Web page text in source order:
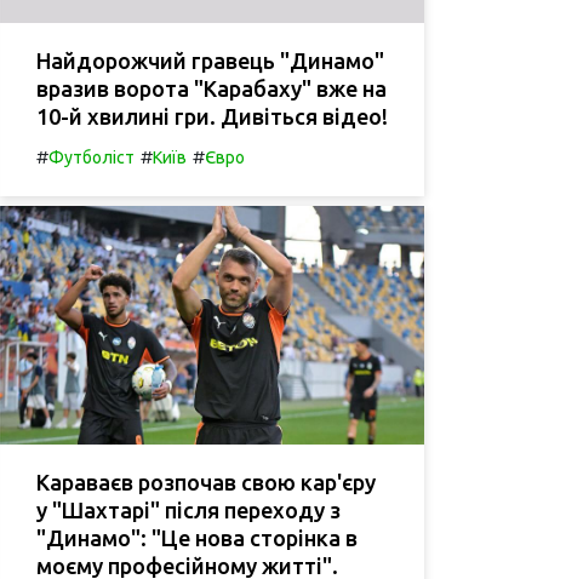
Найдорожчий гравець "Динамо"
вразив ворота "Карабаху" вже на
10-й хвилині гри. Дивіться відео!
#Футболіст #Київ #Євро
Караваєв розпочав свою кар'єру
у "Шахтарі" після переходу з
"Динамо": "Це нова сторінка в
моєму професійному житті".